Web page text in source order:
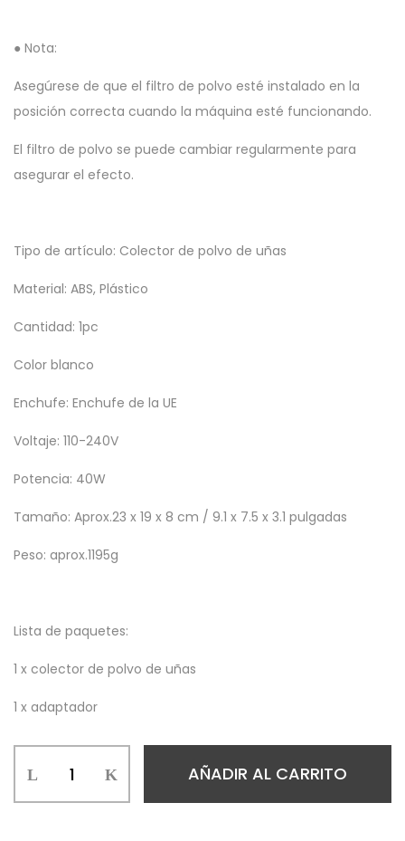
● Nota:
Asegúrese de que el filtro de polvo esté instalado en la
posición correcta cuando la máquina esté funcionando.
El filtro de polvo se puede cambiar regularmente para
asegurar el efecto.
Tipo de artículo: Colector de polvo de uñas
Material: ABS, Plástico
Cantidad: 1pc
Color blanco
Enchufe: Enchufe de la UE
Voltaje: 110-240V
Potencia: 40W
Tamaño: Aprox.23 x 19 x 8 cm / 9.1 x 7.5 x 3.1 pulgadas
Peso: aprox.1195g
Lista de paquetes:
1 x colector de polvo de uñas
1 x adaptador
PROFESIONAL
AÑADIR AL CARRITO